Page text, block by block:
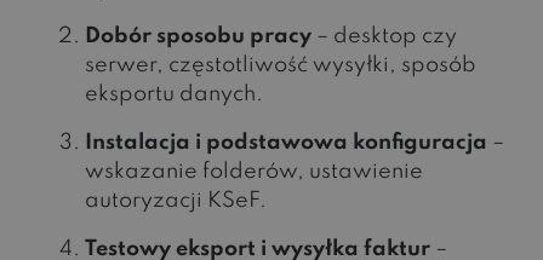
Dobór sposobu pracy – desktop czy
serwer, częstotliwość wysyłki, sposób
eksportu danych.
Instalacja i podstawowa konfiguracja –
wskazanie folderów, ustawienie
autoryzacji KSeF.
Testowy eksport i wysyłka faktur –